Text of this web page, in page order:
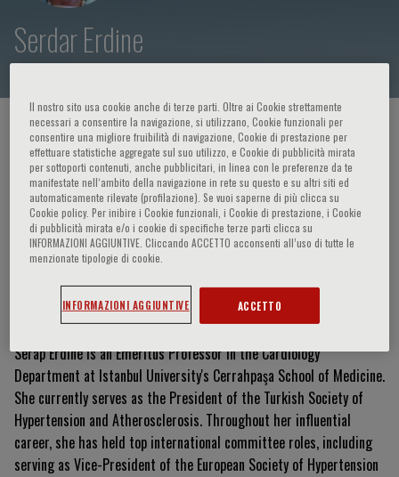
Serdar Erdine
HOME PAGE / CURSOS Y EVENTOS / ORADOR
Serdar Erdine
Currículum Vitae
Serap Erdine is an Emeritus Professor in the Cardiology
Department at Istanbul University's Cerrahpaşa School of Medicine.
She currently serves as the President of the Turkish Society of
Hypertension and Atherosclerosis. Throughout her influential
career, she has held top international committee roles, including
serving as Vice-President of the European Society of Hypertension
Il nostro sito usa cookie anche di terze parti. Oltre ai Cookie strettamente
necessari a consentire la navigazione, si utilizzano, Cookie funzionali per
consentire una migliore fruibilità di navigazione, Cookie di prestazione per
effettuare statistiche aggregate sul suo utilizzo, e Cookie di pubblicità mirata
per sottoporti contenuti, anche pubblicitari, in linea con le preferenze da te
manifestate nell‘ambito della navigazione in rete su questo e su altri siti ed
automaticamente rilevate (profilazione). Se vuoi saperne di più clicca su
Cookie policy. Per inibire i Cookie funzionali, i Cookie di prestazione, i Cookie
di pubblicità mirata e/o i cookie di specifiche terze parti clicca su
INFORMAZIONI AGGIUNTIVE. Cliccando ACCETTO acconsenti all’uso di tutte le
menzionate tipologie di cookie.
INFORMAZIONI AGGIUNTIVE ACCETTO